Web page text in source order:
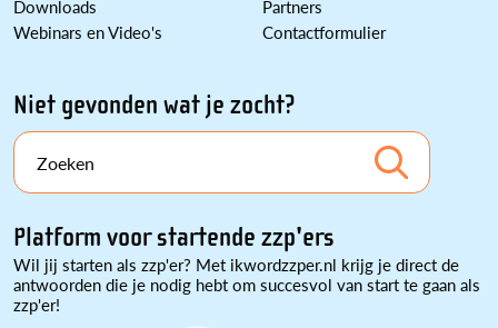
Downloads
Webinars en Video's
Partners
Contactformulier
Niet gevonden wat je zocht?
Zoeken
Platform voor startende zzp'ers
Wil jij starten als zzp'er? Met ikwordzzper.nl krijg je direct de
antwoorden die je nodig hebt om succesvol van start te gaan als
zzp'er!